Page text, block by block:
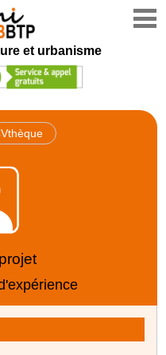
et urbanisme